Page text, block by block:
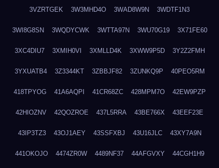
3VZRTGEK 3W3MHD4O 3WAD8W9N 3WDTF1N3
3WI8G8SN 3WQDYCWK 3WTTA97N 3WU70G19 3X71FE60
3XC4DIU7 3XMIH0VI 3XMLLD4K 3XWW9P5D 3Y2Z2FMH
3YXUATB4 3Z3344KT 3ZBBJF82 3ZUNKQ9P 40PEO5RM
418TPYOG 41A6AQPI 41CR68ZC 428MPM7O 42EW9PZP
42HIOZNV 42QOZROE 437L5RRA 43BE766X 43EEF23E
43IP3TZ3 43OJ1AEY 43SSFXBJ 43U16JLC 43XY7A9N
441OKOJO 4474ZR0W 4489NF37 44AFGVXY 44CGH1H9